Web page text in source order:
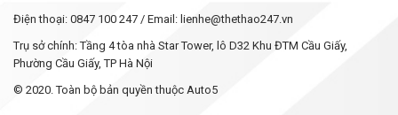
Điện thoại: 0847 100 247 / Email: lienhe@thethao247.vn
Trụ sở chính: Tầng 4 tòa nhà Star Tower, lô D32 Khu ĐTM Cầu Giấy,
Phường Cầu Giấy, TP Hà Nội
© 2020. Toàn bộ bản quyền thuộc Auto5